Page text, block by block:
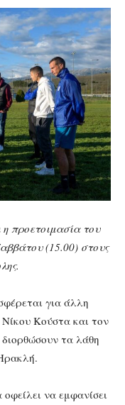
η προετοιμασία του
(15.00) στους
για άλλη
Κούστα και τον
τα λάθη
να εμφανίσει